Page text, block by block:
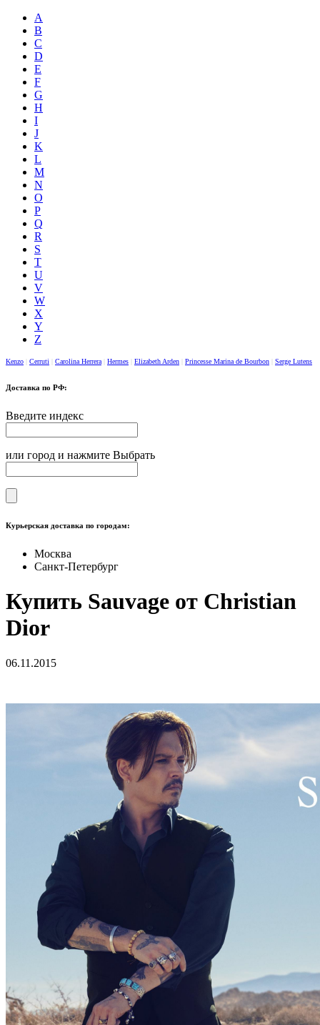
A
B
C
D
E
F
G
H
I
J
K
L
M
N
O
P
Q
R
S
T
U
V
W
X
Y
Z
Kenzo Cerruti Carolina Herrera Hermes Elizabeth Arden Princesse Marina de Bourbon Serge Lutens
Доставка по РФ:
Введите индекс
или город и нажмите Выбрать
Курьерская доставка по городам:
Москва
Санкт-Петербург
Купить Sauvage от Christian
Dior
06.11.2015